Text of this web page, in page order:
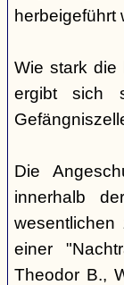
herbeigeführt
Wie stark die
ergibt sich
Die
innerhalb
einer
Theodor B.,